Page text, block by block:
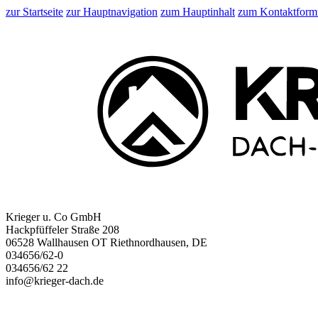
zur Startseite zur Hauptnavigation zum Hauptinhalt zum
Krieger u. Co GmbH
Hackpfüffeler Straße 208
06528 Wallhausen OT Riethnordhausen, DE
034656/62-0
034656/62 22
info@krieger-dach.de